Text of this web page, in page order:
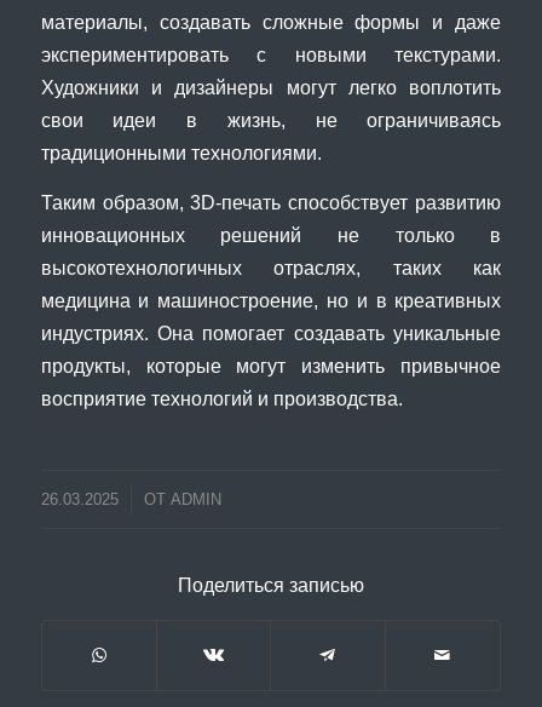
материалы, создавать сложные формы и даже
экспериментировать с новыми текстурами.
Художники и дизайнеры могут легко воплотить
свои идеи в жизнь, не ограничиваясь
традиционными технологиями.
Таким образом, 3D-печать способствует развитию
инновационных решений не только в
высокотехнологичных отраслях, таких как
медицина и машиностроение, но и в креативных
индустриях. Она помогает создавать уникальные
продукты, которые могут изменить привычное
восприятие технологий и производства.
26.03.2025 ОТ ADMIN
Поделиться записью